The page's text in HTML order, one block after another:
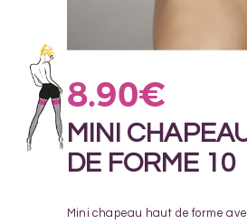
8.90€
MINI
DE FORME 10
Mini chapeau haut de forme